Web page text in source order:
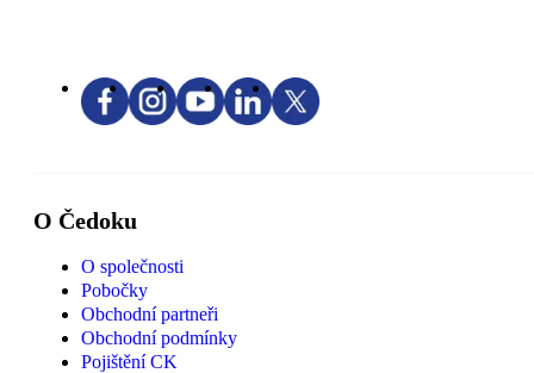
O Čedoku
O společnosti
Pobočky
Obchodní partneři
Obchodní podmínky
Pojištění CK